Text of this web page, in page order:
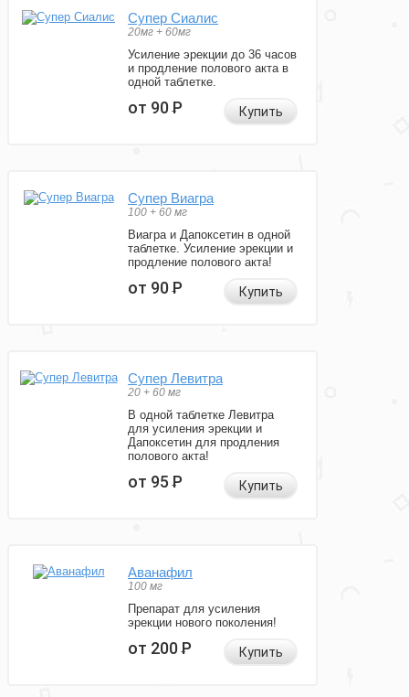
Супер Сиалис
20мг + 60мг
Усиление эрекции до 36 часов
и продление полового акта в
одной таблетке.
от 90Р Купить
Супер Виагра
100 + 60 мг
Виагра и Дапоксетин в одной
таблетке. Усиление эрекции и
продление полового акта!
от 90Р Купить
Супер Левитра
20 + 60 мг
В одной таблетке Левитра
для усиления эрекции и
Дапоксетин для продления
полового акта!
от 95Р Купить
Аванафил
100 мг
Препарат для усиления
эрекции нового поколения!
от 200Р Купить